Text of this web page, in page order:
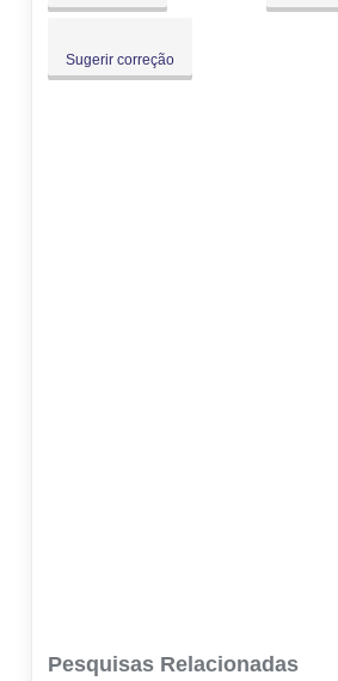
Sugerir correção
Pesquisas Relacionadas